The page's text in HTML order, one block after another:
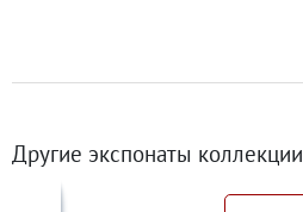
Другие экспонаты коллекции